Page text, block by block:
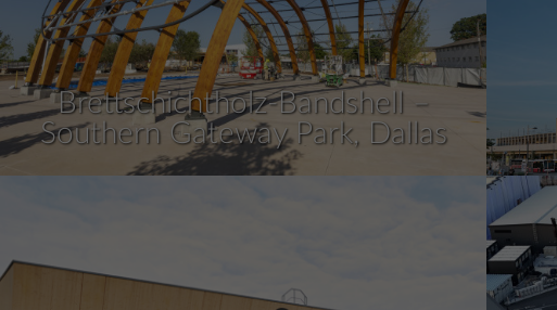
Brettschichtholz-Bandshell –
Southern Gateway Park, Dallas